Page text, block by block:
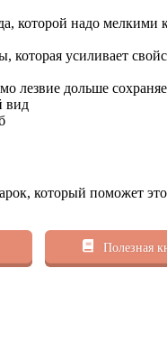
которой надо
усиливает
лезвие дольше
вид
который поможет
Полезная